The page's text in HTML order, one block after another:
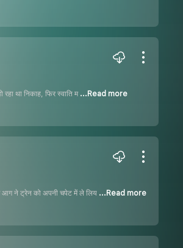
था निकाह, फिर स्वाति म ...Read more
आग ने ट्रेन को अपनी चपेट में ले लिय ...Read more